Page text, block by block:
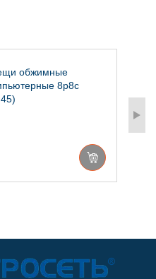
обжимные
8р8с